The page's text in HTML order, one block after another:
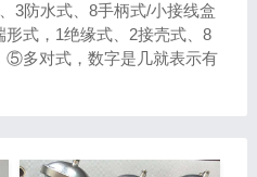
3防水式、8手柄式/小接线盒
式，1绝缘式、2接壳式、8
⑤多对式，数字是几就表示有